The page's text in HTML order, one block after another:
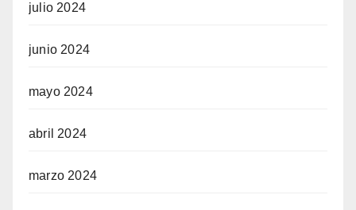
julio 2024
junio 2024
mayo 2024
abril 2024
marzo 2024